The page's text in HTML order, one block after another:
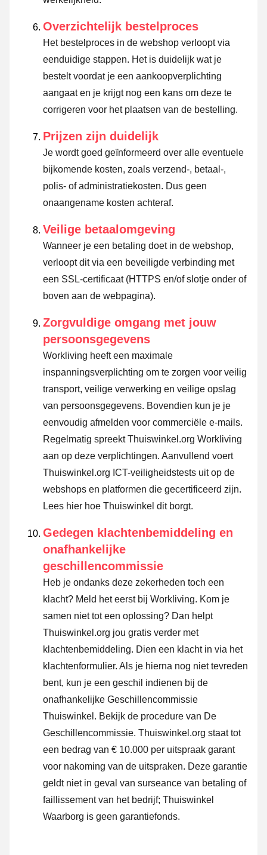
Overzichtelijk bestelproces
Het bestelproces in de webshop verloopt via
eenduidige stappen. Het is duidelijk wat je
bestelt voordat je een aankoopverplichting
aangaat en je krijgt nog een kans om deze te
corrigeren voor het plaatsen van de bestelling.
Prijzen zijn duidelijk
Je wordt goed geïnformeerd over alle eventuele
bijkomende kosten, zoals verzend-, betaal-,
polis- of administratiekosten. Dus geen
onaangename kosten achteraf.
Veilige betaalomgeving
Wanneer je een betaling doet in de webshop,
verloopt dit via een beveiligde verbinding met
een SSL-certificaat (HTTPS en/of slotje onder of
boven aan de webpagina).
Zorgvuldige omgang met jouw
persoonsgegevens
Workliving heeft een maximale
inspanningsverplichting om te zorgen voor veilig
transport, veilige verwerking en veilige opslag
van persoonsgegevens. Bovendien kun je je
eenvoudig afmelden voor commerciële e-mails.
Regelmatig spreekt Thuiswinkel.org Workliving
aan op deze verplichtingen. Aanvullend voert
Thuiswinkel.org ICT-veiligheidstests uit op de
webshops en platformen die gecertificeerd zijn.
Lees hier hoe Thuiswinkel dit borgt.
Gedegen klachtenbemiddeling en
onafhankelijke
geschillencommissie
Heb je ondanks deze zekerheden toch een
klacht? Meld het eerst bij Workliving. Kom je
samen niet tot een oplossing? Dan helpt
Thuiswinkel.org jou gratis verder met
klachtenbemiddeling. Dien een klacht in via het
klachtenformulier. Als je hierna nog niet tevreden
bent, kun je een geschil indienen bij de
onafhankelijke Geschillencommissie
Thuiswinkel. Bekijk de procedure van De
Geschillencommissie. Thuiswinkel.org staat tot
een bedrag van € 10.000 per uitspraak garant
voor nakoming van de uitspraken. Deze garantie
geldt niet in geval van surseance van betaling of
faillissement van het bedrijf; Thuiswinkel
Waarborg is geen garantiefonds.